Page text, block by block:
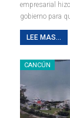
empresarial
gobierno para
LEE MAS...
CANCÚN